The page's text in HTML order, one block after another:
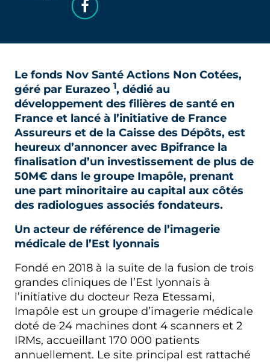
Le fonds Nov Santé Actions Non Cotées,
géré par Eurazeo 1, dédié au
développement des filières de santé en
France et lancé à l’initiative de France
Assureurs et de la Caisse des Dépôts, est
heureux d’annoncer avec Bpifrance la
finalisation d’un investissement de plus de
50M€ dans le groupe Imapôle, prenant
une part minoritaire au capital aux côtés
des radiologues associés fondateurs.
Un acteur de référence de l’imagerie
médicale de l’Est lyonnais
Fondé en 2018 à la suite de la fusion de trois
grandes cliniques de l’Est lyonnais à
l’initiative du docteur Reza Etessami,
Imapôle est un groupe d’imagerie médicale
doté de 24 machines dont 4 scanners et 2
IRMs, accueillant 170 000 patients
annuellement. Le site principal est rattaché